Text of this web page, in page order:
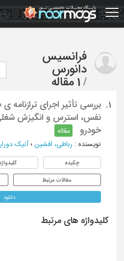
Skip
to
main
فرانسیس
دانورس
/ 1 مقاله
1.
بررسی تأثیر اجرای
نفس، استرس و انگیزش شغلی
خودرو
مقاله
نویسنده : رباطی، افشین ؛ آنیک
چکیده
مقالات مرتبط
دانلود
کلیدواژه های مرتبط